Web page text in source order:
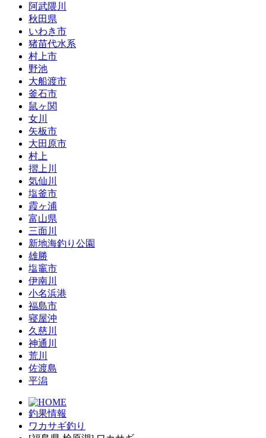
阿武隈川
秋田県
いわき市
猪苗代水系
村上市
野池
大船渡市
釜石市
鼠ヶ関
女川
矢板市
大田原市
村上
摺上川
気仙川
塩釜市
霞ヶ浦
富山県
三面川
新地海釣り公園
雄勝
塩竈市
伊南川
小名浜港
福島市
寝屋沖
久慈川
神通川
荒川
佐渡島
平潟
釣果情報
ワカサギ釣り